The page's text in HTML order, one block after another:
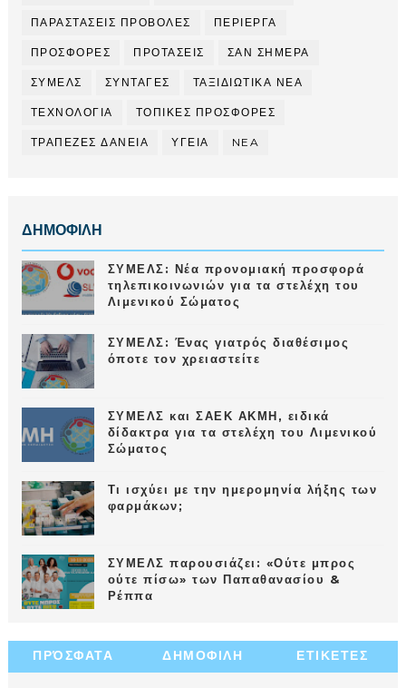
ΠΑΡΑΣΤΑΣΕΙΣ ΠΡΟΒΟΛΕΣ ΠΕΡΙΕΡΓΑ
ΠΡΟΣΦΟΡΕΣ ΠΡΟΤΑΣΕΙΣ ΣΑΝ ΣΗΜΕΡΑ
ΣΥΜΕΛΣ ΣΥΝΤΑΓΕΣ ΤΑΞΙΔΙΩΤΙΚΑ ΝΕΑ
ΤΕΧΝΟΛΟΓΙΑ ΤΟΠΙΚΕΣ ΠΡΟΣΦΟΡΕΣ
ΤΡΑΠΕΖΕΣ ΔΑΝΕΙΑ ΥΓΕΙΑ NEA
ΔΗΜΟΦΙΛΗ
ΣΥΜΕΛΣ: Νέα προνομιακή προσφορά
τηλεπικοινωνιών για τα στελέχη του
Λιμενικού Σώματος
ΣΥΜΕΛΣ: Ένας γιατρός διαθέσιμος
όποτε τον χρειαστείτε
ΣΥΜΕΛΣ και ΣΑΕΚ ΑΚΜΗ, ειδικά
δίδακτρα για τα στελέχη του Λιμενικού
Σώματος
Τι ισχύει με την ημερομηνία λήξης των
φαρμάκων;
ΣΥΜΕΛΣ παρουσιάζει: «Ούτε μπρος
ούτε πίσω» των Παπαθανασίου &
Ρέππα
ΠΡΌΣΦΑΤΑ ΔΗΜΟΦΙΛΗ ΕΤΙΚΕΤΕΣ